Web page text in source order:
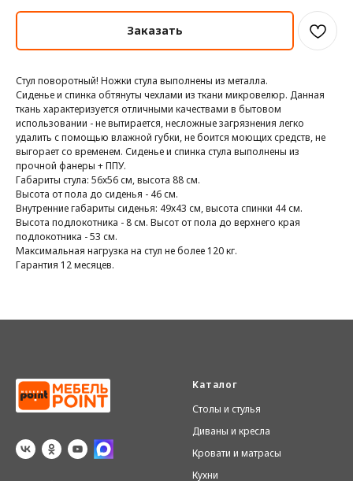
Заказать
Стул поворотный! Ножки стула выполнены из металла.
Сиденье и спинка обтянуты чехлами из ткани микровелюр. Данная
ткань характеризуется отличными качествами в бытовом
использовании - не вытирается, несложные загрязнения легко
удалить с помощью влажной губки, не боится моющих средств, не
выгорает со временем. Сиденье и спинка стула выполнены из
прочной фанеры + ППУ.
Габариты стула: 56х56 см, высота 88 см.
Высота от пола до сиденья - 46 см.
Внутренние габариты сиденья: 49х43 см, высота спинки 44 см.
Высота подлокотника - 8 см. Высот от пола до верхнего края
подлокотника - 53 см.
Максимальная нагрузка на стул не более 120 кг.
Гарантия 12 месяцев.
Каталог
Столы и стулья
Диваны и кресла
Кровати и матрасы
Кухни